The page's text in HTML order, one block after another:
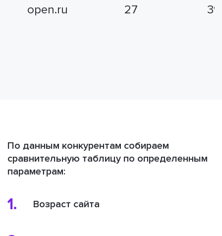
open.ru 27 39
По данным конкурентам собираем
сравнительную таблицу по определенным
параметрам:
1. Возраст сайта